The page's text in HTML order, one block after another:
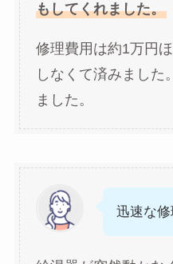
もしてくれました。
修理費用は約1万円
しなくて済みました
ました。
迅速な修